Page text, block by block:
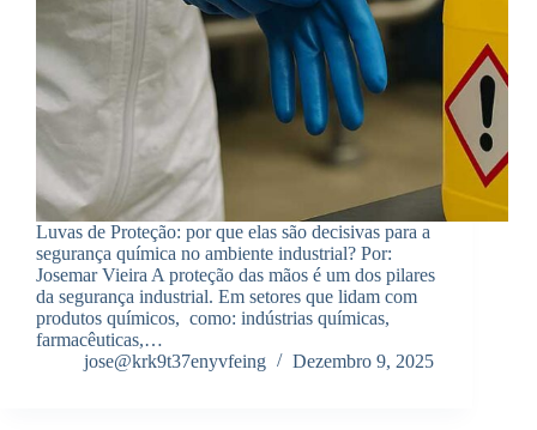
Luvas de Proteção: por que elas são decisivas para a
segurança química no ambiente industrial? Por:
Josemar Vieira A proteção das mãos é um dos pilares
da segurança industrial. Em setores que lidam com
produtos químicos, como: indústrias químicas,
farmacêuticas,…
jose@krk9t37enyvfeing
Dezembro 9, 2025